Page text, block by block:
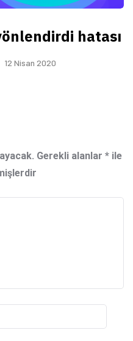
hatası
12 Nisan 2020
Gerekli alanlar *ile